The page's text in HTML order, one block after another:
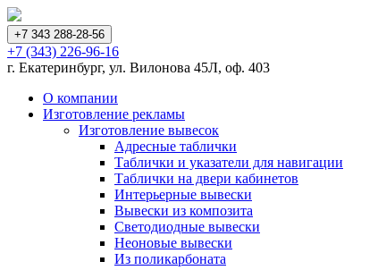
+7 343 288-28-56
+7 (343) 226-96-16
г. Екатеринбург, ул. Вилонова 45Л, оф. 403
О компании
Изготовление рекламы
Изготовление вывесок
Адресные таблички
Таблички и указатели для навигации
Таблички на двери кабинетов
Интерьерные вывески
Вывески из композита
Светодиодные вывески
Неоновые вывески
Из поликарбоната